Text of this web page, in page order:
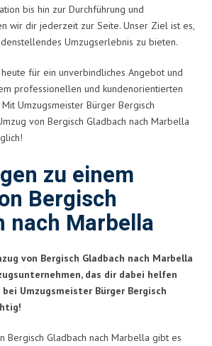
bis hin zur Durchführung und
wir dir jederzeit zur Seite. Unser Ziel ist es,
Umzugserlebnis zu bieten.
für ein unverbindliches Angebot und
professionellen und kundenorientierten
Umzugsmeister Bürger Bergisch
von Bergisch Gladbach nach Marbella
zu einem
Bergisch
nach Marbella
von Bergisch Gladbach nach Marbella
das dir dabei helfen
Umzugsmeister Bürger Bergisch
Bergisch Gladbach nach Marbella gibt es